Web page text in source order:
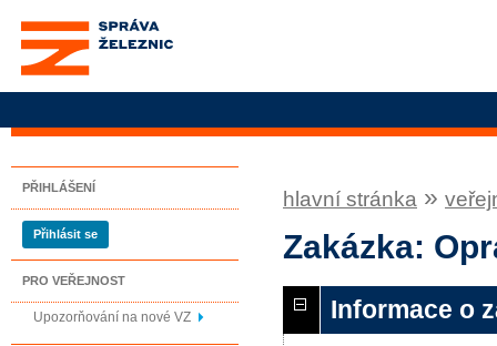
Správa železnic, státní
organizace
PŘIHLÁŠENÍ
Přihlásit se
PRO VEŘEJNOST
Upozorňování na nové VZ
hlavní stránka »
Zakázka:
Informace o